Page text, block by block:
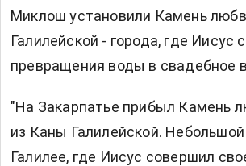
Миклош установили Камень
Галилейской - города, где Иисус
превращения воды в свадебное
"На Закарпатье прибыл Камень
из Каны Галилейской. Небольшой
Галилее, где Иисус совершил